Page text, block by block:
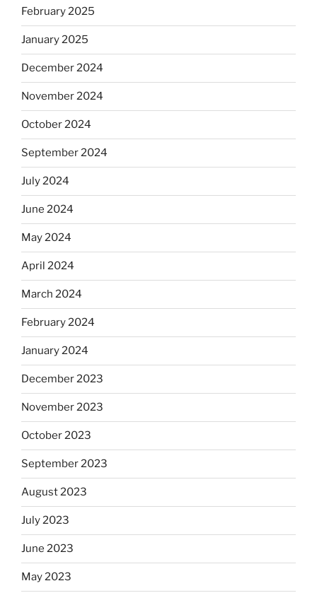
February 2025
January 2025
December 2024
November 2024
October 2024
September 2024
July 2024
June 2024
May 2024
April 2024
March 2024
February 2024
January 2024
December 2023
November 2023
October 2023
September 2023
August 2023
July 2023
June 2023
May 2023